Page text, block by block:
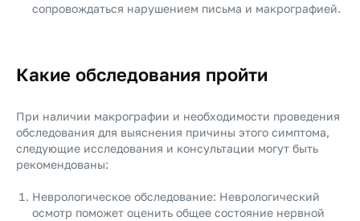
сопровождаться нарушением письма и макрографией.
Какие обследования пройти
При наличии макрографии и необходимости проведения
обследования для выяснения причины этого симптома,
следующие исследования и консультации могут быть
рекомендованы:
Неврологическое обследование: Неврологический
осмотр поможет оценить общее состояние нервной